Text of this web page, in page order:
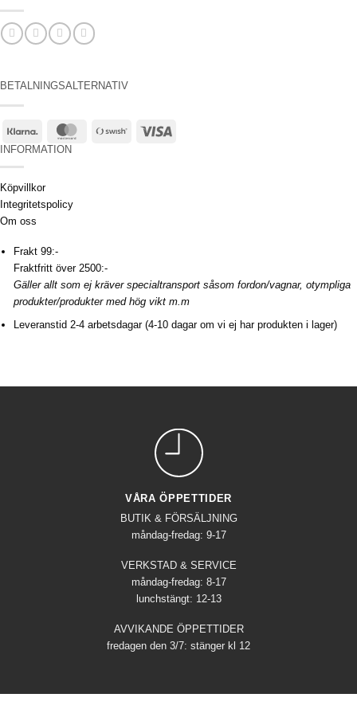
BETALNINGSALTERNATIV
Klarna MasterCardSwish
INFORMATION
Köpvillkor
Integritetspolicy
Om oss
Frakt 99:-
Fraktfritt över 2500:-
Gäller allt som ej kräver specialtransport såsom fordon/vagnar, otympliga
produkter/produkter med hög vikt m.m
Leveranstid 2-4 arbetsdagar (4-10 dagar om vi ej har produkten i lager)
VÅRA ÖPPETTIDER
BUTIK & FÖRSÄLJNING
måndag-fredag: 9-17
VERKSTAD & SERVICE
måndag-fredag: 8-17
lunchstängt: 12-13
AVVIKANDE ÖPPETTIDER
fredagen den 3/7: stänger kl 12